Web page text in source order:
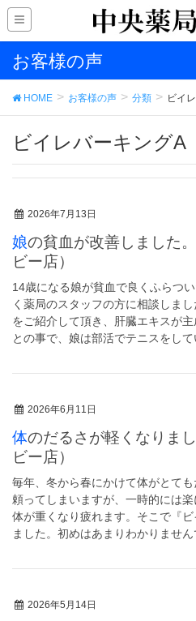
お客様の声
HOME お客様の声 分類 ビイ
ビイレバーキングA
2026年7月13日
娘の貧血が改善しました。 （中央薬品 ウィル
ビー店）
14歳になる娘が貧血で良くふらつ
く薬局のスタッフの方に相談しま
をご紹介して頂き、肝臓エキスが
との事で、娘は部活でテニスをし
2026年6月11日
体のだるさが軽くなりました。（中央薬品ウィル
ビー店）
毎年、冬から春にかけて体がとて
頼ってしまいますが、一時的には
体が重くなり疲れます。そこで『
ました。初めはあまりわかりませ
2026年5月14日